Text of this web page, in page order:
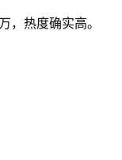
热度确实高。